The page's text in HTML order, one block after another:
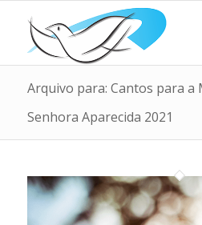
Arquivo para: Cantos para a
Senhora Aparecida 2021